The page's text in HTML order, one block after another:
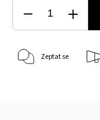
Zeptat se